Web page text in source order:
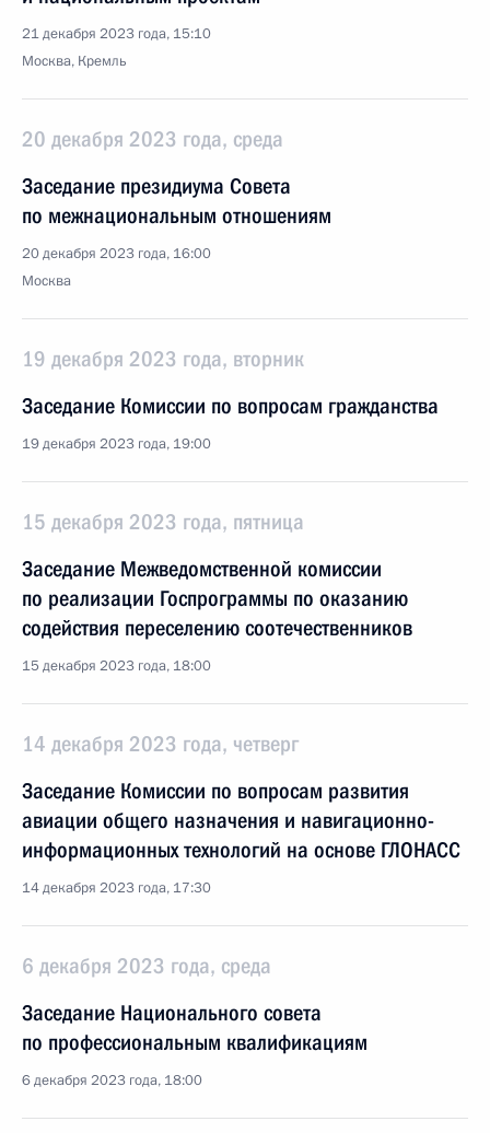
21 декабря 2023 года, 15:10
Москва, Кремль
20 декабря 2023 года, среда
Заседание президиума Совета
по межнациональным отношениям
20 декабря 2023 года, 16:00
Москва
19 декабря 2023 года, вторник
Заседание Комиссии по вопросам гражданства
19 декабря 2023 года, 19:00
15 декабря 2023 года, пятница
Заседание Межведомственной комиссии
по реализации Госпрограммы по оказанию
содействия переселению соотечественников
15 декабря 2023 года, 18:00
14 декабря 2023 года, четверг
Заседание Комиссии по вопросам развития
авиации общего назначения и навигационно-
информационных технологий на основе ГЛОНАСС
14 декабря 2023 года, 17:30
6 декабря 2023 года, среда
Заседание Национального совета
по профессиональным квалификациям
6 декабря 2023 года, 18:00